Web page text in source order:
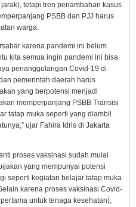
tetapi tren penambahan kasus
PSBB dan PJJ harus
warga.
karena pandemi ini belum
kita semua ingin pandemi ini bisa
penanggulangan Covid-19 di
pemerintah daerah harus
yang berpotensi menjadi
memperpanjang PSBB Transisi
tatap muka seperti yang diambil
ujar Fahira Idris di Jakarta
proses vaksinasi sudah mulai
yang mempunyai potensi
seperti kegiatan belajar tatap muka
karena proses vaksinasi Covid-
untuk tenaga kesehatan),